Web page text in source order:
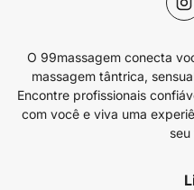
O 99massagem conecta
massagem tântrica,
Encontre profissionais
com você e viva uma